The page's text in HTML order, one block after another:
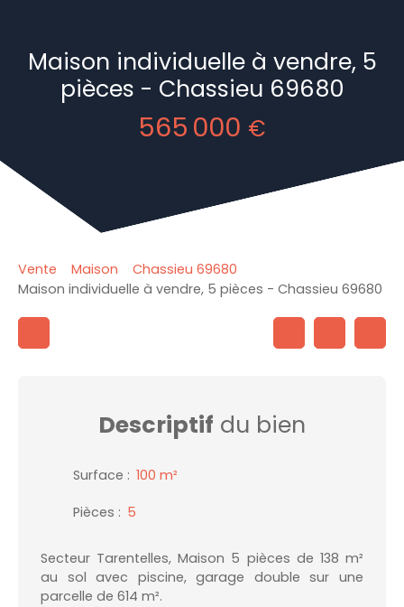
Maison individuelle à vendre, 5
pièces - Chassieu 69680
565 000 €
Vente Maison
Chassieu 69680
Maison individuelle à vendre, 5 pièces - Chassieu 69680
Descriptif du bien
Surface : 100 m²
Pièces : 5
Secteur Tarentelles, Maison 5 pièces de 138 m²
au sol avec piscine, garage double sur une
parcelle de 614 m².